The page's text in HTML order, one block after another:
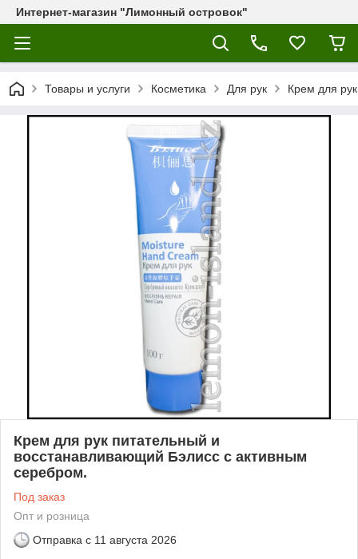
Интернет-магазин "Лимонный островок"
Товары и услуги Косметика Для рук Крем для
Крем для рук питательный и
восстанавливающий Бэлисс с активным
серебром.
Под заказ
Опт и розница
Отправка с 11 августа 2026